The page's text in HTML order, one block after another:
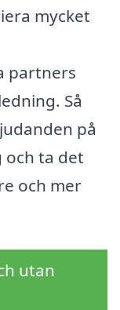
mycket
partners
Så
på
och ta det
och mer
utan